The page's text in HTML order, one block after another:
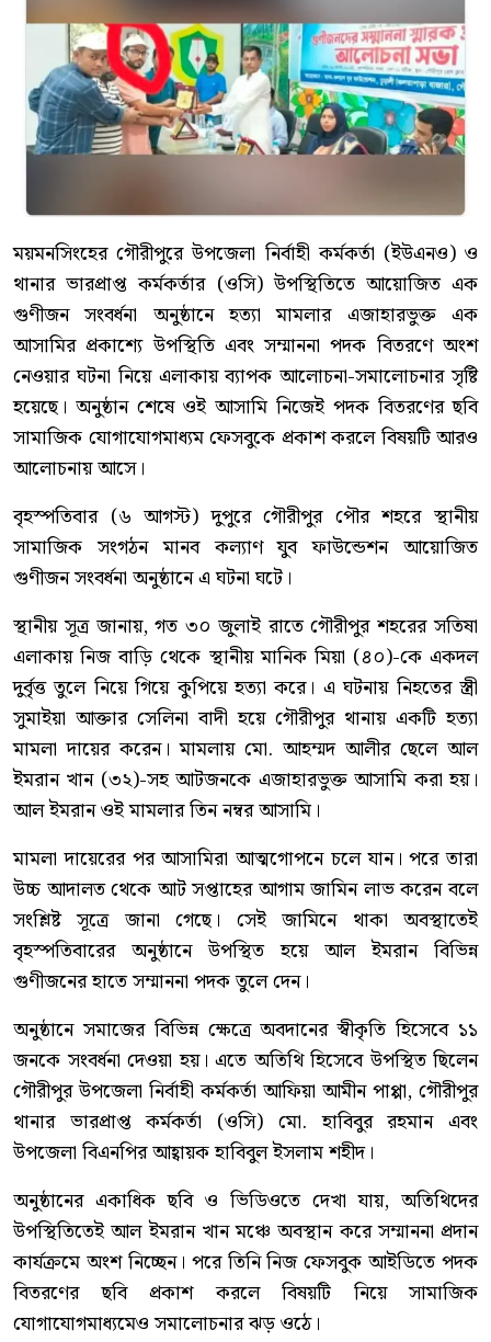
ময়মনসিংহের গৌরীপুরে উপজেলা নির্বাহী কর্মকর্তা (ইউএনও) ও
থানার ভারপ্রাপ্ত কর্মকর্তার (ওসি) উপস্থিতিতে আয়োজিত এক
গুণীজন সংবর্ধনা অনুষ্ঠানে হত্যা মামলার এজাহারভুক্ত এক
আসামির প্রকাশ্যে উপস্থিতি এবং সম্মাননা পদক বিতরণে অংশ
নেওয়ার ঘটনা নিয়ে এলাকায় ব্যাপক আলোচনা-সমালোচনার সৃষ্টি
হয়েছে। অনুষ্ঠান শেষে ওই আসামি নিজেই পদক বিতরণের ছবি
সামাজিক যোগাযোগমাধ্যম ফেসবুকে প্রকাশ করলে বিষয়টি আরও
আলোচনায় আসে।
বৃহস্পতিবার (৬ আগস্ট) দুপুরে গৌরীপুর পৌর শহরে স্থানীয়
সামাজিক সংগঠন মানব কল্যাণ যুব ফাউন্ডেশন আয়োজিত
গুণীজন সংবর্ধনা অনুষ্ঠানে এ ঘটনা ঘটে।
স্থানীয় সূত্র জানায়, গত ৩০ জুলাই রাতে গৌরীপুর শহরের সতিষা
এলাকায় নিজ বাড়ি থেকে স্থানীয় মানিক মিয়া (৪০)-কে একদল
দুর্বৃত্ত তুলে নিয়ে গিয়ে কুপিয়ে হত্যা করে। এ ঘটনায় নিহতের স্ত্রী
সুমাইয়া আক্তার সেলিনা বাদী হয়ে গৌরীপুর থানায় একটি হত্যা
মামলা দায়ের করেন। মামলায় মো. আহম্মদ আলীর ছেলে আল
ইমরান খান (৩২)-সহ আটজনকে এজাহারভুক্ত আসামি করা হয়।
আল ইমরান ওই মামলার তিন নম্বর আসামি।
মামলা দায়েরের পর আসামিরা আত্মগোপনে চলে যান। পরে তারা
উচ্চ আদালত থেকে আট সপ্তাহের আগাম জামিন লাভ করেন বলে
সংশ্লিষ্ট সূত্রে জানা গেছে। সেই জামিনে থাকা অবস্থাতেই
বৃহস্পতিবারের অনুষ্ঠানে উপস্থিত হয়ে আল ইমরান বিভিন্ন
গুণীজনের হাতে সম্মাননা পদক তুলে দেন।
অনুষ্ঠানে সমাজের বিভিন্ন ক্ষেত্রে অবদানের স্বীকৃতি হিসেবে ১১
জনকে সংবর্ধনা দেওয়া হয়। এতে অতিথি হিসেবে উপস্থিত ছিলেন
গৌরীপুর উপজেলা নির্বাহী কর্মকর্তা আফিয়া আমীন পাপ্পা, গৌরীপুর
থানার ভারপ্রাপ্ত কর্মকর্তা (ওসি) মো. হাবিবুর রহমান এবং
উপজেলা বিএনপির আহ্বায়ক হাবিবুল ইসলাম শহীদ।
অনুষ্ঠানের একাধিক ছবি ও ভিডিওতে দেখা যায়, অতিথিদের
উপস্থিতিতেই আল ইমরান খান মঞ্চে অবস্থান করে সম্মাননা প্রদান
কার্যক্রমে অংশ নিচ্ছেন। পরে তিনি নিজ ফেসবুক আইডিতে পদক
বিতরণের ছবি প্রকাশ করলে বিষয়টি নিয়ে সামাজিক
যোগাযোগমাধ্যমেও সমালোচনার ঝড় ওঠে।